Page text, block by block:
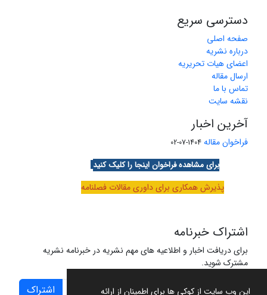
این وب سایت از کوکی ها برای اطمینان از ارائه
دسترسی سریع
صفحه اصلی
درباره نشریه
اعضای هیات تحریریه
ارسال مقاله
تماس با ما
نقشه سایت
آخرین اخبار
فراخوان مقاله 1404-07-02
برای مشاهده فراخوان اینجا را کلیک کنید
پذیرش همکاری برای داوری مقالات فصلنامه
اشتراک خبرنامه
برای دریافت اخبار و اطلاعیه های مهم نشریه در خبرنامه نشریه
مشترک شوید.
اشتراک